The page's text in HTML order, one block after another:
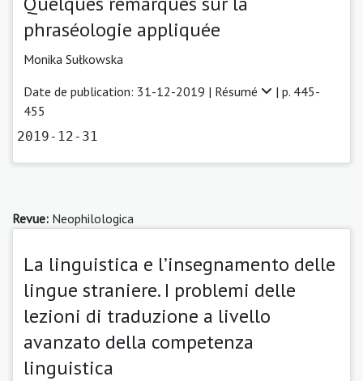
phraséologie appliquée
Monika Sułkowska
Date de publication: 31-12-2019 | Résumé
| p. 445-
455
2019-12-31
Revue: Neophilologica
La linguistica e l’insegnamento delle
lingue straniere. I problemi delle
lezioni di traduzione a livello
avanzato della competenza
linguistica